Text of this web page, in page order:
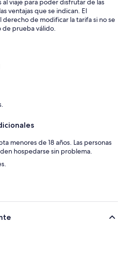
al viaje para poder disfrutar de las
ventajas que se indican. El
derecho de modificar la tarifa si no se
prueba válido.
menores de 18 años. Las personas
hospedarse sin problema.